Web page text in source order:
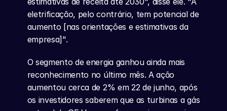
eletrificação, pelo contrário, tem potencial de
aumento [nas orientações e estimativas da
empresa]".
O segmento de energia ganhou ainda mais
reconhecimento no último mês. A ação
aumentou cerca de 2% em 22 de junho, após
os investidores saberem que as turbinas a gás